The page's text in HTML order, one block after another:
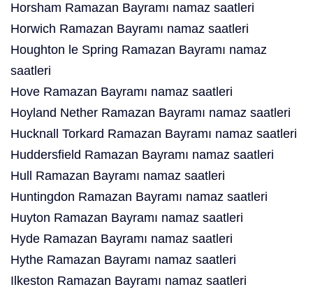
Horsham Ramazan Bayramı namaz saatleri
Horwich Ramazan Bayramı namaz saatleri
Houghton le Spring Ramazan Bayramı namaz
saatleri
Hove Ramazan Bayramı namaz saatleri
Hoyland Nether Ramazan Bayramı namaz saatleri
Hucknall Torkard Ramazan Bayramı namaz saatleri
Huddersfield Ramazan Bayramı namaz saatleri
Hull Ramazan Bayramı namaz saatleri
Huntingdon Ramazan Bayramı namaz saatleri
Huyton Ramazan Bayramı namaz saatleri
Hyde Ramazan Bayramı namaz saatleri
Hythe Ramazan Bayramı namaz saatleri
Ilkeston Ramazan Bayramı namaz saatleri